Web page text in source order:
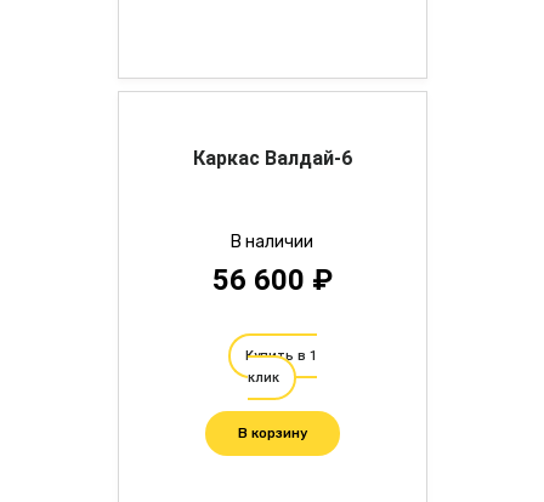
Каркас Валдай-6
В наличии
56 600 ₽
Купить в 1
клик
В корзину